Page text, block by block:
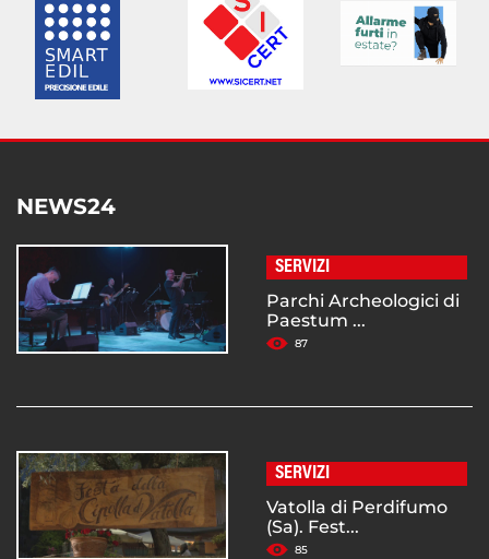
NEWS24
SERVIZI
Parchi Archeologici di
Paestum ...
87
SERVIZI
Vatolla di Perdifumo
(Sa). Fest...
85